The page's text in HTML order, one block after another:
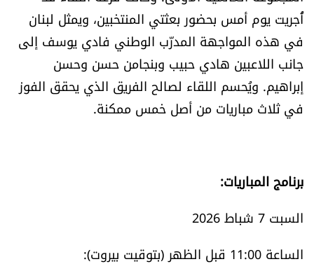
آراء
اقتصاد
العالم
ثقافة وفنون
فصل من كتاب
اقرأ تضحك
أُجريت يوم أمس بحضور بعثتي المنتخبين، ويمثل لبنان
في هذه المواجهة المدرّب الوطني فادي يوسف إلى
جانب اللاعبين هادي حبيب وبنجامن حسن وحسن
إبراهيم. ويُحسم اللقاء لصالح الفريق الذي يحقق الفوز
في ثلاث مباريات من أصل خمس ممكنة.
برنامج المباريات:
السبت 7 شباط 2026
الساعة 11:00 قبل الظهر (بتوقيت بيروت):